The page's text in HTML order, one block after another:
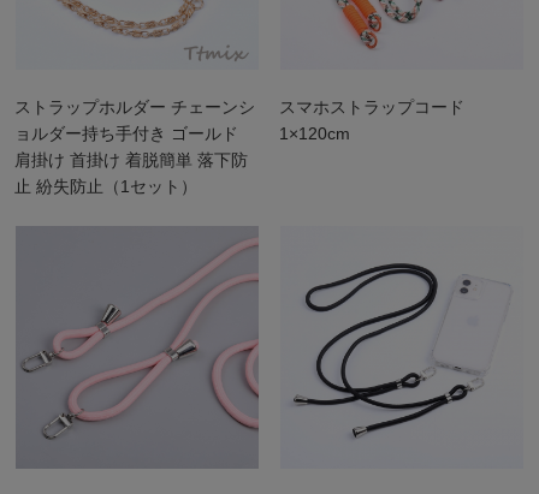
ストラップホルダー チェーンシ
ョルダー持ち手付き ゴールド
肩掛け 首掛け 着脱簡単 落下防
止 紛失防止（1セット）
スマホストラップコード
1×120cm